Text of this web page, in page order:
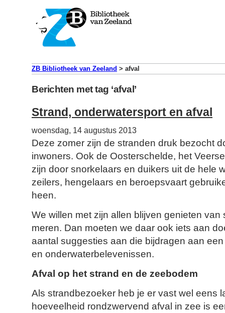
ZB Bibliotheek van Zeeland > afval
Berichten met tag ‘afval’
Strand, onderwatersport en afval
woensdag, 14 augustus 2013
Deze zomer zijn de stranden druk bezocht
inwoners. Ook de Oosterschelde, het
zijn door snorkelaars en duikers uit de hele
zeilers, hengelaars en beroepsvaart
heen.
We willen met zijn allen blijven genieten van
meren. Dan moeten we daar ook iets aan
aantal suggesties aan die bijdragen aan
en onderwaterbelevenissen.
Afval op het strand en de zeebodem
Als strandbezoeker heb je er vast wel eens
hoeveelheid rondzwervend afval in zee is